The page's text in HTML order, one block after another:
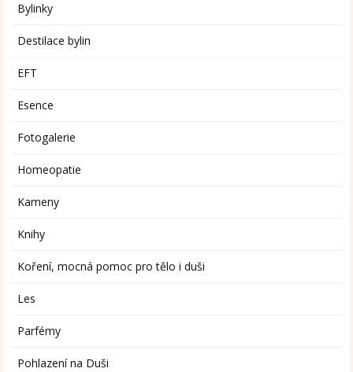
Bylinky
Destilace bylin
EFT
Esence
Fotogalerie
Homeopatie
Kameny
Knihy
Koření, mocná pomoc pro tělo i duši
Les
Parfémy
Pohlazení na Duši